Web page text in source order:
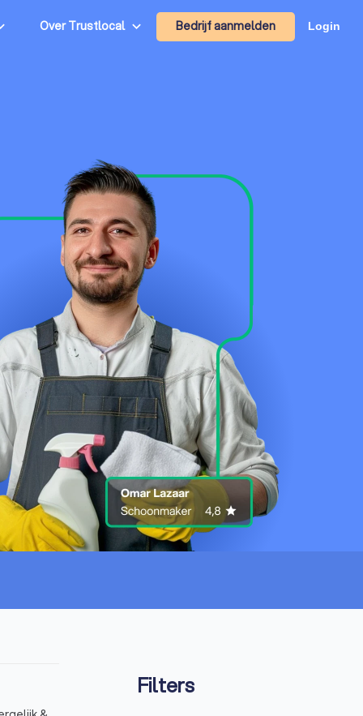
Over Trustlocal Bedrijf aanmelden Login
Filters